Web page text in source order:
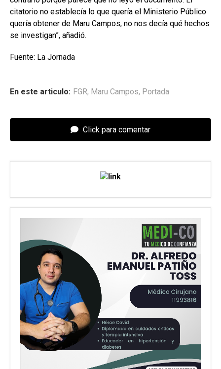
citatorio no establecía lo que quería el Ministerio Público
quería obtener de Maru Campos, no nos decía qué hechos
se investigan”, añadió.
Fuente: La Jornada
En este articulo: FGR, Maru Campos, Portada
Click para comentar